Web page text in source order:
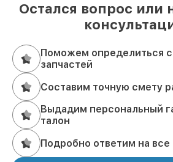
Остался вопрос или
Поможем определиться
запчастей
Составим точную смету
Выдадим персональный
талон
Подробно ответим на